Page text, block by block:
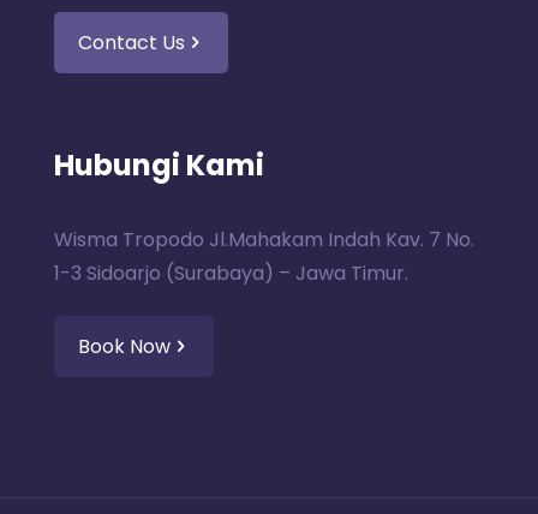
Contact Us
Hubungi Kami
Wisma Tropodo Jl.Mahakam Indah Kav. 7 No.
1-3 Sidoarjo (Surabaya) – Jawa Timur.
Book Now